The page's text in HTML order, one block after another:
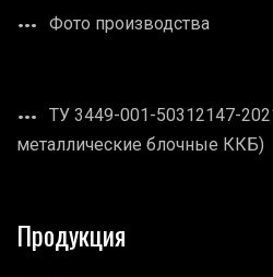
Фото производства
ТУ 3449-001-50312147-
металлические блочные ККБ)
Продукция